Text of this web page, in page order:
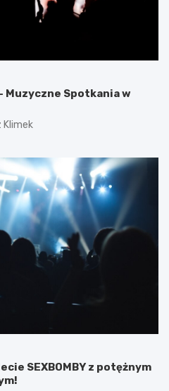
Muzyczne Spotkania w
Klimek
SEXBOMBY z potężnym